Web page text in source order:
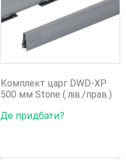
Комплект царг DWD-XP
500 мм Stone ( лів./прав.)
Де придбати?